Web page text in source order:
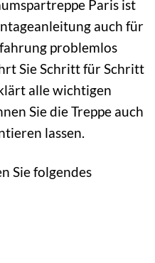
Paris ist
auch für
problemlos
Sie Schritt für Schritt
alle wichtigen
Sie die Treppe auch
lassen.
Sie folgendes